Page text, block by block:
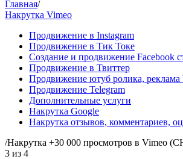
Главная/
Накрутка Vimeo
Продвижение в Instagram
Продвижение в Тик Токе
Создание и продвижение Facebook
Продвижение в Твиттер
Продвижение ютуб ролика, реклама
Продвижение Telegram
Дополнительные услуги
Накрутка Google
Накрутка отзывов, комментариев,
/Накрутка +30 000 просмотров в Vimeo
3 из 4